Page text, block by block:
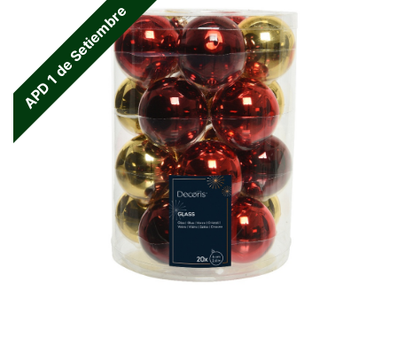
APD 1 de Setiembre